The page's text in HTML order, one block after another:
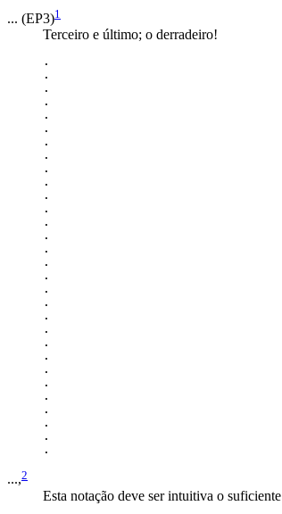
... (EP3)1
Terceiro e último; o derradeiro!
.
.
.
.
.
.
.
.
.
.
.
.
.
.
.
.
.
.
.
.
.
.
.
.
.
.
.
.
.
...,2
Esta notação deve ser intuitiva o suficiente